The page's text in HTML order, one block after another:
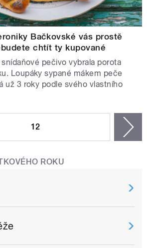
Bačkovské vás prostě
chtít ty kupované
pečivo vybrala porota
Loupáky sypané mákem peče
už 3 roky podle svého vlastního
12
ROKU